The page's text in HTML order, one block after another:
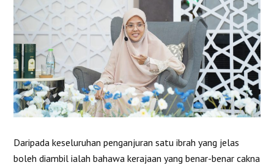
Daripada keseluruhan penganjuran satu ibrah yang jelas
boleh diambil ialah bahawa kerajaan yang benar-benar cakna